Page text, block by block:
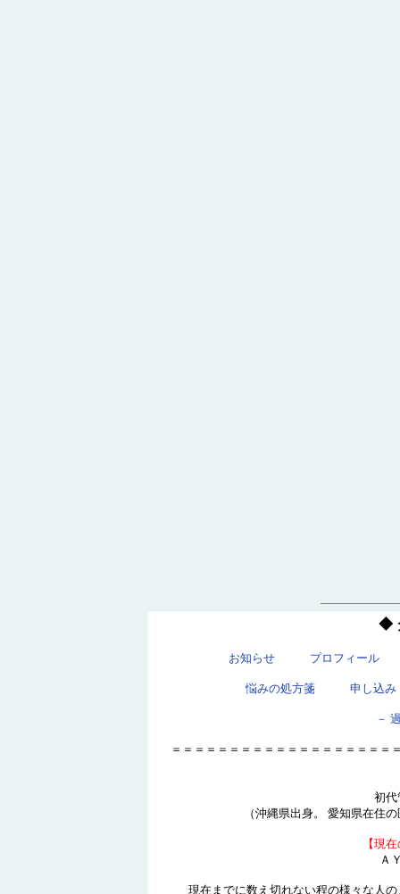
◆
お知らせ プロフィール
悩みの処方箋 申し込み
－
＝＝＝＝＝＝＝＝＝＝＝＝＝＝＝＝＝＝＝
初代
（沖縄県出身。 愛知県在住
【現
Ａ
現在までに数え切れない程の様